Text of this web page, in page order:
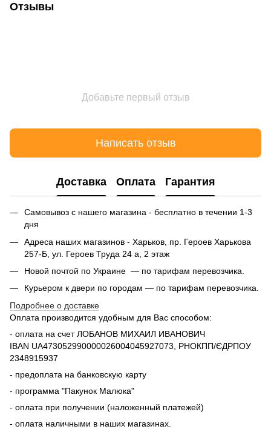
Отзывы
Добавьте первый отзыв
Написать отзыв
Доставка Оплата Гарантия
Самовывоз с нашего магазина - бесплатно в течении 1-3
дня
Адреса наших магазинов - Харьков, пр. Героев Харькова
257-Б, ул. Героев Труда 24 а, 2 этаж
Новой почтой по Украине — по тарифам перевозчика.
Курьером к двери по городам — по тарифам перевозчика.
Подробнее о доставке
Оплата производится удобным для Вас способом:
- оплата на счет ЛОБАНОВ МИХАИЛ ИВАНОВИЧ
IBAN UA473052990000026004045927073, РНОКПП/ЄДРПОУ
2348915937
- предоплата на банковскую карту
- программа "Пакунок Малюка"
- оплата при получении (наложенный платежей)
- оплата наличными в наших магазинах.